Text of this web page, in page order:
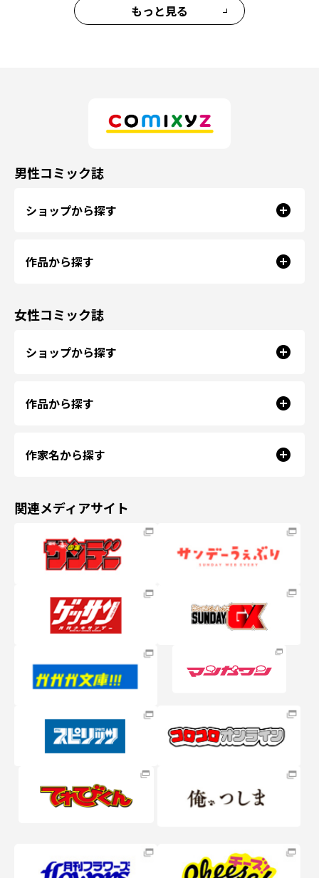
もっと見る
男性コミック誌
ショップから探す
作品から探す
女性コミック誌
ショップから探す
作品から探す
作家名から探す
関連メディアサイト